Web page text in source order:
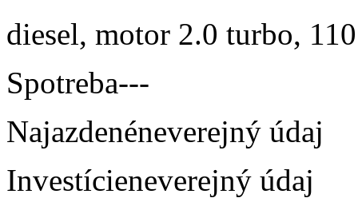
diesel, motor 2.0 turbo,
Spotreba---
Najazdenéneverejný údaj
Investícieneverejný údaj